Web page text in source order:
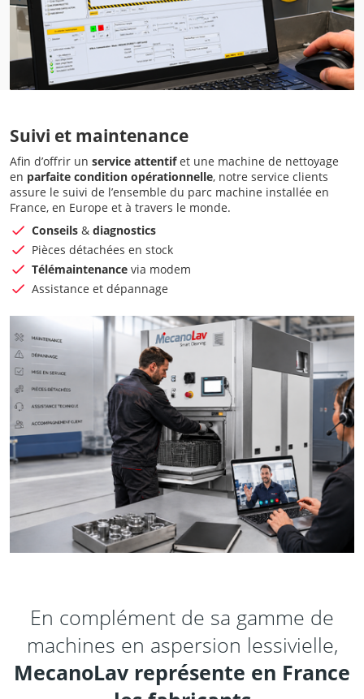
Suivi et maintenance
Afin d’offrir un service attentifet une machine de nettoyage
en parfaite condition opérationnelle, notre service clients
assure le suivi de l’ensemble du parc machine installée en
France, en Europe et à travers le monde.
Conseils & diagnostics
Pièces détachées en stock
Télémaintenance via modem
Assistance et dépannage
En complément de sa gamme de
machines en aspersion lessivielle,
MecanoLav représente en France